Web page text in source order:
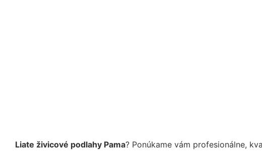
Liate živicové podlahy Pama? Ponúkame vám profesionálne,